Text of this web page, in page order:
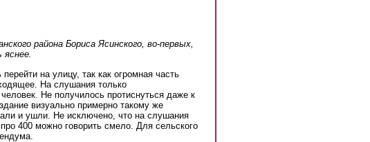
района Бориса Ясинского, во-первых,
на улицу, так как огромная часть
На слушания только
Не получилось протиснуться даже к
визуально примерно такому же
и ушли. Не исключено, что на слушания
400 можно говорить смело. Для сельского